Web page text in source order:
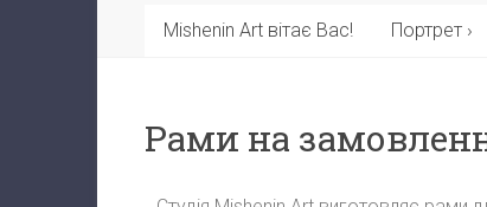
Mishenin Art вітає Вас! Портрет ›
Рами на